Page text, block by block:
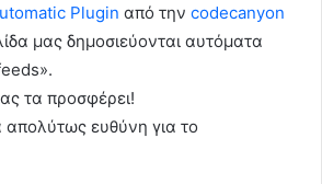
Plugin από την codecanyon
μας δημοσιεύονται αυτόματα
τα προσφέρει!
ευθύνη για το